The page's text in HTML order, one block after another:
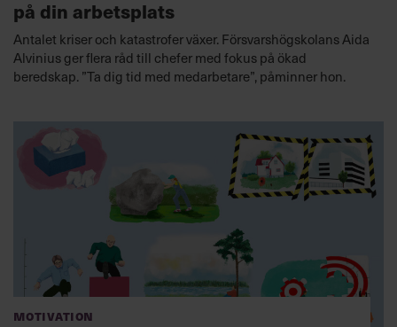
på din arbetsplats
Antalet kriser och katastrofer växer. Försvarshögskolans Aida
Alvinius ger flera råd till chefer med fokus på ökad
beredskap. ”Ta dig tid med medarbetare”, påminner hon.
Motivation